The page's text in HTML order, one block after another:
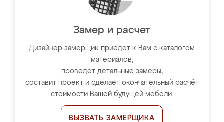
Замер и расчет
Дизайнер-замерщик приедет к Вам с каталогом
материалов,
проведёт детальные замеры,
составит проект и сделает окончательный расчёт
стоимости Вашей будущей мебели.
ВЫЗВАТЬ ЗАМЕРЩИКА